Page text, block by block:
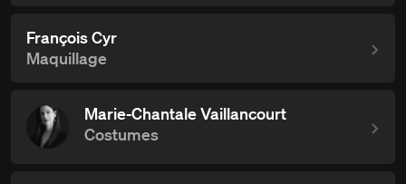
François Cyr
Maquillage
Marie-Chantale Vaillancourt
Costumes